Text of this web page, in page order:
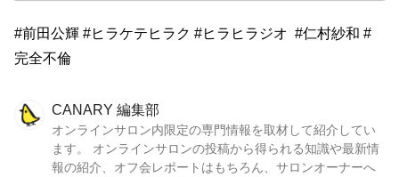
#前田公輝 #ヒラケテヒラク #ヒラヒラジオ #仁村紗和 #
完全不倫
CANARY 編集部
オンラインサロン内限定の専門情報を取材して紹介してい
ます。 オンラインサロンの投稿から得られる知識や最新情
報の紹介、オフ会レポートはもちろん、サロンオーナーへ